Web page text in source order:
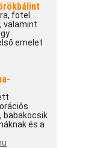
fotel
valamint
emelet
babakocsik
és a